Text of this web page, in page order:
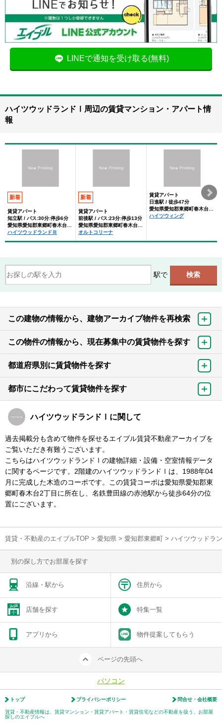
LINEで通知を受け取る(無料)
ハイツウッドランドⅠ周辺の賃貸マンション・アパート情
報
新着
賃貸アパート
知立駅 / バス:30分:停歩6分
愛知県愛知郡東郷町春木台2丁目
ハイツウッドランドⅢ
新着
賃貸アパート
前後駅 / バス:23分:停歩13分
愛知県愛知郡東郷町春木台2丁目
オルトコリーナ
賃貸アパート
日進駅 / 徒歩47分
愛知県愛知郡東郷町春木台2丁目
ハイツウィング
駅で
この建物の情報から、建物アーカイブ物件を再検索
この物件の情報から、現在募集中の賃貸物件を探す
都道府県別に賃貸物件を探す
都市にこだわって賃貸物件を探す
ハイツウッドランドⅠに関して
過去掲載分も含めて物件を探せるエイブル賃貸不動産アーカイブを
ご覧いただき有難うございます。
こちらはハイツウッドランドⅠの建物詳細・設備・空室情報データ
に関するページです。2階建のハイツウッドランドⅠは、1988年04
月に完成した木造のコーポです。この賃貸コーポは愛知県愛知郡東
郷町春木台2丁目に所在し、名鉄豊田線の赤池駅から徒歩64分の位
置にございます。
賃貸・不動産のエイブルTOP > 愛知県 > 愛知郡東郷町 > ハイツウッドラ
別の探し方でお部屋を探す
沿線・駅から 住所から
店舗を探す 特集一覧
アプリから 物件提案してもらう
ページの先頭へ
パソコン
トップ プライバシーポリシー 問合せ・会社概要
賃貸・不動産情報は、賃貸マンション・賃貸アパート・賃貸住宅などの不動産を扱う、お部屋
探しのエイブルへ